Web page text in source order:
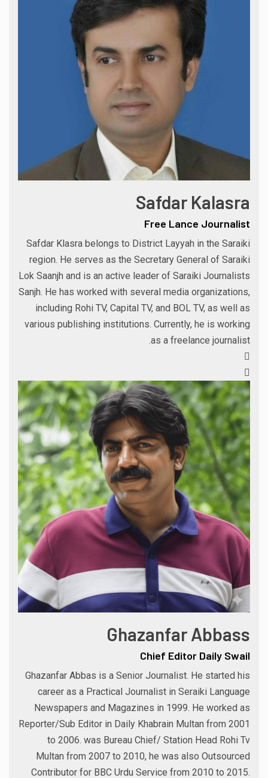
Safdar Kalasra
Free Lance Journalist
Safdar Klasra belongs to District Layyah in the Saraiki
region. He serves as the Secretary General of Saraiki
Lok Saanjh and is an active leader of Saraiki Journalists
Sanjh. He has worked with several media organizations,
including Rohi TV, Capital TV, and BOL TV, as well as
various publishing institutions. Currently, he is working
as a freelance journalist.
Ghazanfar Abbass
Chief Editor Daily Swail
Ghazanfar Abbas is a Senior Journalist. He started his
career as a Practical Journalist in Seraiki Language
Newspapers and Magazines in 1999. He worked as
Reporter/Sub Editor in Daily Khabrain Multan from 2001
to 2006. was Bureau Chief/ Station Head Rohi Tv
Multan from 2007 to 2010, he was also Outsourced
Contributor for BBC Urdu Service from 2010 to 2015.